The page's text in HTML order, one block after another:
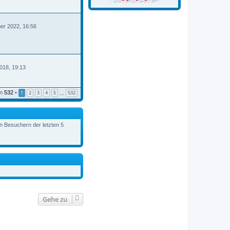
2022, 16:56
19:13
532 • 1 2 3 4 5 … 532
Besuchern der letzten 5
Gehe zu